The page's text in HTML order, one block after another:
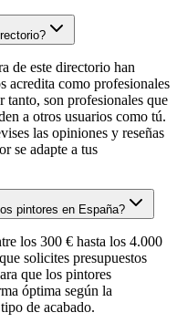
de este directorio han
acredita como profesionales
tanto, son profesionales que
a otros usuarios como tú.
las opiniones y reseñas
se adapte a tus
pintores en España?
los 300 € hasta los 4.000
solicites presupuestos
que los pintores
óptima según la
de acabado.